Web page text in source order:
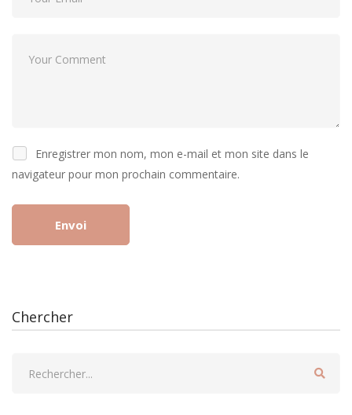
Enregistrer mon nom, mon e-mail et mon site dans le
navigateur pour mon prochain commentaire.
Chercher